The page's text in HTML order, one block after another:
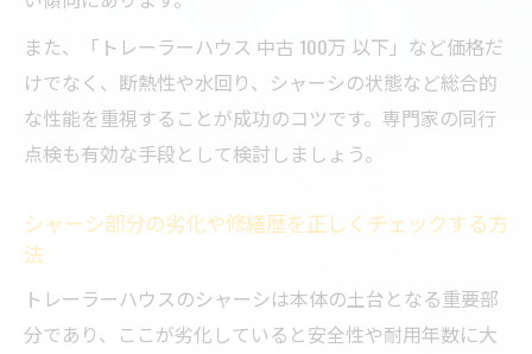
また、「トレーラーハウス 中古 100万 以下」など価格だ
けでなく、断熱性や水回り、シャーシの状態など総合的
な性能を重視することが成功のコツです。専門家の同行
点検も有効な手段として検討しましょう。
シャーシ部分の劣化や修繕歴を正しくチェックする方
法
トレーラーハウスのシャーシは本体の土台となる重要部
分であり、ここが劣化していると安全性や耐用年数に大